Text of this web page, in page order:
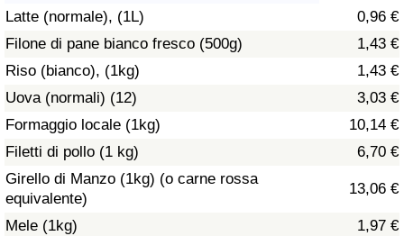
Latte (normale), (1L)
0,96 €
Filone di pane bianco fresco (500g)
1,43 €
Riso (bianco), (1kg)
1,43 €
Uova (normali) (12)
3,03 €
Formaggio locale (1kg)
10,14 €
Filetti di pollo (1 kg)
6,70 €
Girello di Manzo (1kg) (o carne rossa
equivalente)
13,06 €
Mele (1kg)
1,97 €
Indice dell’Assistenza Sanitaria (Corrente)
Indice dell’Assistenza Sanitaria
Indice dell’Assistenza Sanitaria per
Nazione
Inquinamento